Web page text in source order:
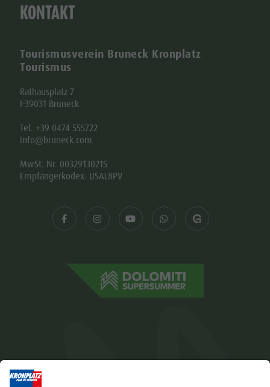
KONTAKT
Tourismusverein Bruneck Kronplatz
Tourismus
Rathausplatz 7
I-39031 Bruneck
Tel. +39 0474 555722
info@bruneck.com
MwSt. Nr. 00329130215
Empfängerkodex: USAL8PV